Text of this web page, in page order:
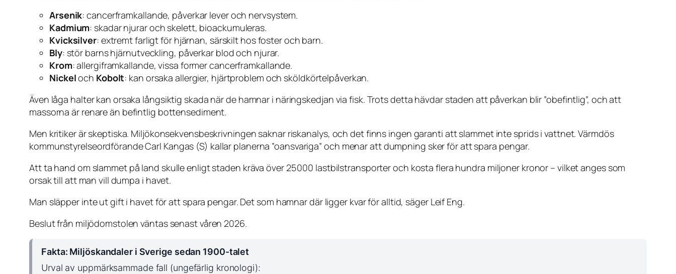
Arsenik: cancerframkallande, påverkar lever och nervsystem.
Kadmium: skadar njurar och skelett, bioackumuleras.
Kvicksilver: extremt farligt för hjärnan, särskilt hos foster och barn.
Bly: stör barns hjärnutveckling, påverkar blod och njurar.
Krom: allergiframkallande, vissa former cancerframkallande.
Nickeloch Kobolt: kan orsaka allergier, hjärtproblem och sköldkörtelpåverkan.
Även låga halter kan orsaka långsiktig skada när de hamnar i näringskedjan via fisk. Trots detta hävdar staden att påverkan blir ”obefintlig”, och att
massorna är renare än befintlig bottensediment.
Men kritiker är skeptiska. Miljökonsekvensbeskrivningen saknar riskanalys, och det finns ingen garanti att slammet inte sprids i vattnet. Värmdös
kommunstyrelseordförande Carl Kangas (S) kallar planerna ”oansvariga” och menar att dumpning sker för att spara pengar.
Att ta hand om slammet på land skulle enligt staden kräva över 25 000 lastbilstransporter och kosta flera hundra miljoner kronor – vilket anges som
orsak till att man vill dumpa i havet.
Man släpper inte ut gift i havet för att spara pengar. Det som hamnar där ligger kvar för alltid, säger Leif Eng.
Beslut från miljödomstolen väntas senast våren 2026.
Fakta: Miljöskandaler i Sverige sedan 1900-talet
Urval av uppmärksammade fall (ungefärlig kronologi):